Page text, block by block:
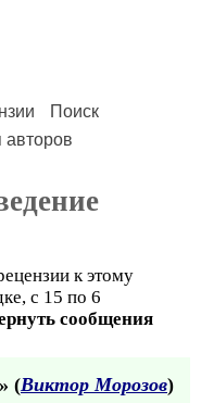
Поиск
авторов
к этому
с 15 по 6
сообщения
» (Виктор Морозов)